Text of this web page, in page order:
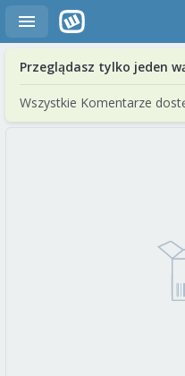
Przeglądasz tylko jeden
Wszystkie Komentarze